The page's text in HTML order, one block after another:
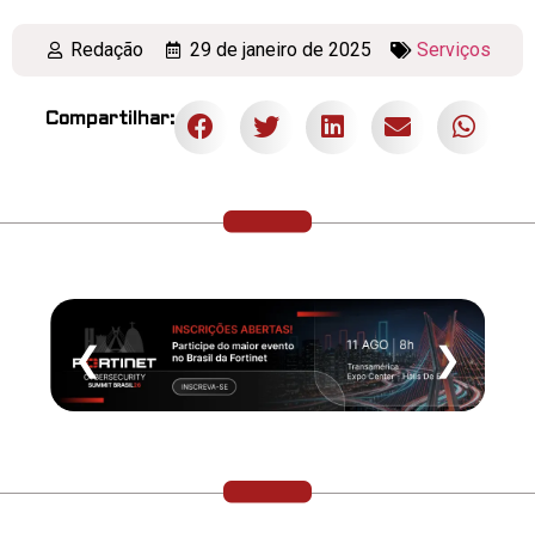
Redação 29 de janeiro de 2025 Serviços
Compartilhar:
❮ ❯